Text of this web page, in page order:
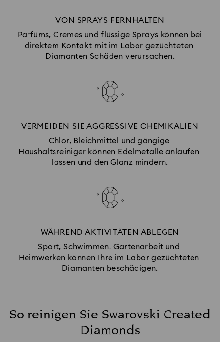
VON SPRAYS FERNHALTEN
Parfüms, Cremes und flüssige Sprays können bei
direktem Kontakt mit im Labor gezüchteten
Diamanten Schäden verursachen.
VERMEIDEN SIE AGGRESSIVE CHEMIKALIEN
Chlor, Bleichmittel und gängige
Haushaltsreiniger können Edelmetalle anlaufen
lassen und den Glanz mindern.
WÄHREND AKTIVITÄTEN ABLEGEN
Sport, Schwimmen, Gartenarbeit und
Heimwerken können Ihre im Labor gezüchteten
Diamanten beschädigen.
So reinigen Sie Swarovski Created
Diamonds